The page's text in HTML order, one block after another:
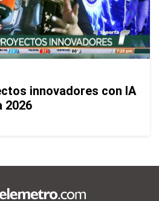
innovadores con IA
2026